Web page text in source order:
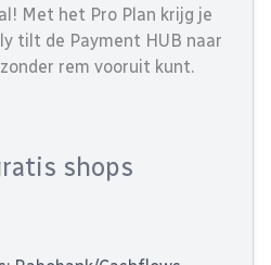
Met het Pro Plan krijg je
tilt de Payment HUB naar
rem vooruit kunt.
shops